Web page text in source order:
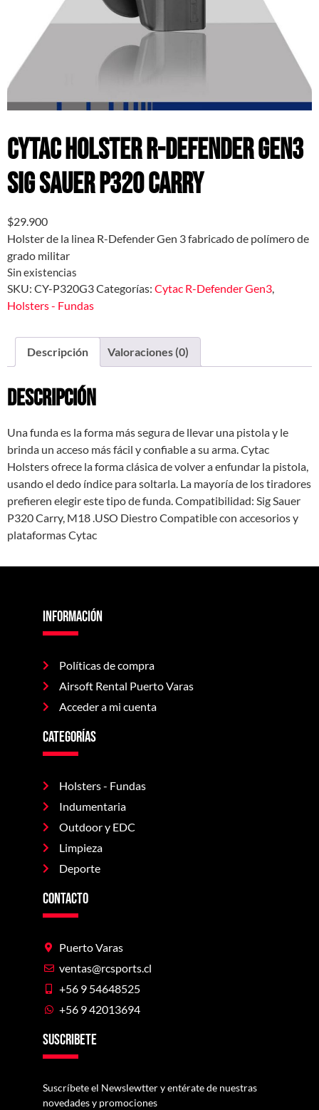
Cytac Holster R-Defender Gen3
Sig Sauer P320 Carry
$29.900
Holster de la linea R-Defender Gen 3 fabricado de polímero de
grado militar
Sin existencias
SKU: CY-P320G3Categorías: Cytac R-Defender Gen3,
Holsters - Fundas
Descripción Valoraciones (0)
Descripción
Una funda es la forma más segura de llevar una pistola y le
brinda un acceso más fácil y confiable a su arma. Cytac
Holsters ofrece la forma clásica de volver a enfundar la pistola,
usando el dedo índice para soltarla. La mayoría de los tiradores
prefieren elegir este tipo de funda. Compatibilidad: Sig Sauer
P320 Carry, M18 .USO Diestro Compatible con accesorios y
plataformas Cytac
Información
Políticas de compra
Airsoft Rental Puerto Varas
Acceder a mi cuenta
CAtegorías
Holsters - Fundas
Indumentaria
Outdoor y EDC
Limpieza
Deporte
Contacto
Puerto Varas
ventas@rcsports.cl
+56 9 54648525
+56 9 42013694
Suscribete
Suscríbete el Newslewtter y entérate de nuestras
novedades y promociones